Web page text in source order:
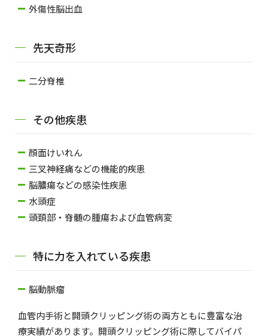
外傷性脳出血
先天奇形
二分脊椎
その他疾患
顔面けいれん
三叉神経痛などの機能的疾患
脳膿瘍などの感染性疾患
水頭症
頭頚部・脊髄の腫瘍および血管病変
特に力を入れている疾患
脳動脈瘤
血管内手術と開頭クリッピング術の両方ともに豊富な治
療実績があります。開頭クリッピング術に際してバイパ